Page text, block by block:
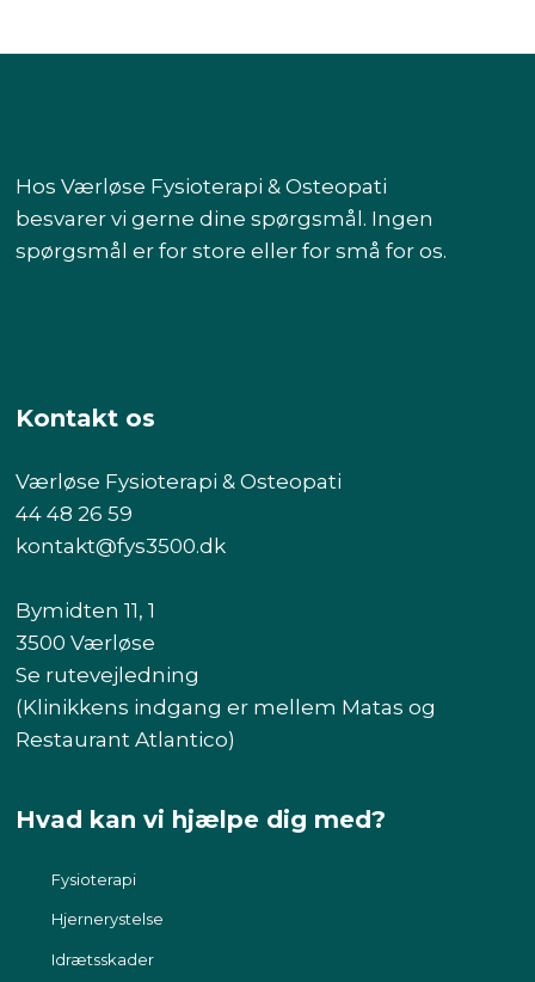
Hos Værløse Fysioterapi & Osteopati
besvarer vi gerne dine spørgsmål. Ingen
spørgsmål er for store eller for små for os.
Kontakt os
Værløse Fysioterapi & Osteopati
44 48 26 59
kontakt@fys3500.dk​
Bymidten 11, 1
3500 Værløse
Se rutevejledning
(Klinikkens indgang er mellem Matas og
Restaurant Atlantico)​
Hvad kan vi hjælpe dig med?
Fysioterapi​
Hjernerystelse
Idrætsskader